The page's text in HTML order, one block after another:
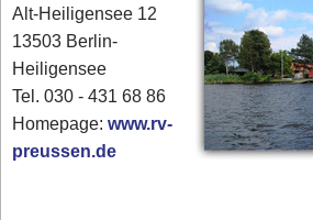
Alt-Heiligensee 12
13503 Berlin-
Heiligensee
Tel. 030 - 431 68 86
Homepage:www.rv-
preussen.de